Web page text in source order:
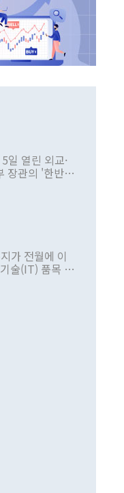
일 열린 외교·
장관의 '한반도
하겠다고 공
동안 정 장
대통령과 유
적이다. 정 장
높아지고 있
뇌는 것은
말했다. 하
가 전월에 이
술(IT) 품목 수
644억8000만
다. IT 품목
화공품